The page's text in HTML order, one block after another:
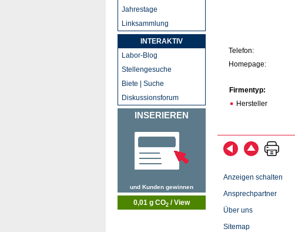
Telefon:
Homepage:
Firmentyp:
Hersteller
Anzeigen schalten
Ansprechpartner
Über uns
Sitemap
Jahrestage
Linksammlung
INTERAKTIV
Labor-Blog
Stellengesuche
Biete | Suche
Diskussionsforum
INSERIEREN
und Kunden gewinnen
0,01 g CO2 / View